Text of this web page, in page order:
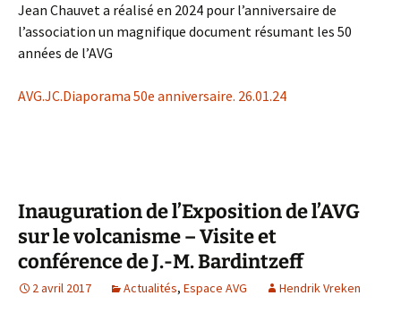
Jean Chauvet a réalisé en 2024 pour l’anniversaire de
l’association un magnifique document résumant les 50
années de l’AVG
AVG.JC.Diaporama 50e anniversaire. 26.01.24
Inauguration de l’Exposition de l’AVG
sur le volcanisme – Visite et
conférence de J.-M. Bardintzeff
2 avril 2017 Actualités, Espace AVG Hendrik Vreken